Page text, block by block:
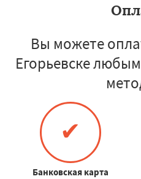
Вы можете
Егорьевске
✔
Банковская карта